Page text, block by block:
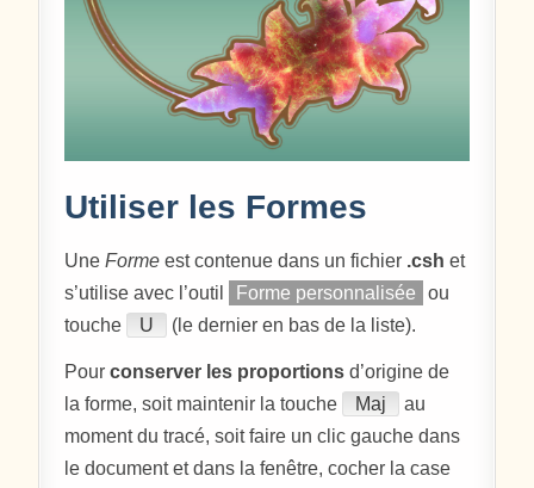
Utiliser les Formes
UneForme est contenue dans un fichier .csh et
s’utilise avec l’outil
Forme personnalisée
ou
touche
U (le dernier en bas de la liste).
Pourconserver les proportions d’origine de
la forme, soit maintenir la touche
Maj
au
moment du tracé, soit faire un clic gauche dans
le document et dans la fenêtre, cocher la case